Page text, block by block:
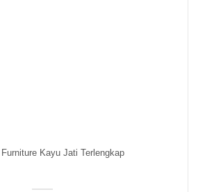
Furniture Kayu Jati Terlengkap